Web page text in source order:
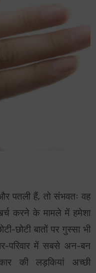
पतली हैं, तो संभवतः वह
करने के मामले में हमेशा
छोटी बातों पर गुस्सा भी
परिवार में सबसे अन-बन
की लड़कियां अच्छी